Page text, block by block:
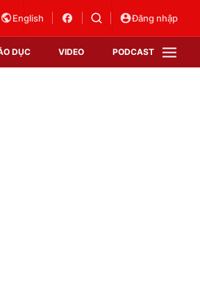
English Đăng nhập
DỤC VIDEO PODCAST